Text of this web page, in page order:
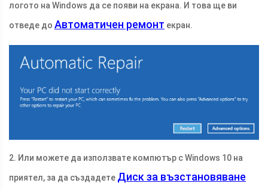
логото на Windows да се появи на екрана. И това ще ви
отведе до Автоматичен ремонт екран.
2. Или можете да използвате компютър с Windows 10 на
приятел, за да създадете Диск за възстановяване